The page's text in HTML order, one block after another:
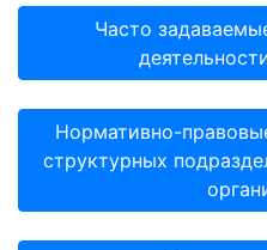
Часто
Нормативно-
структурных